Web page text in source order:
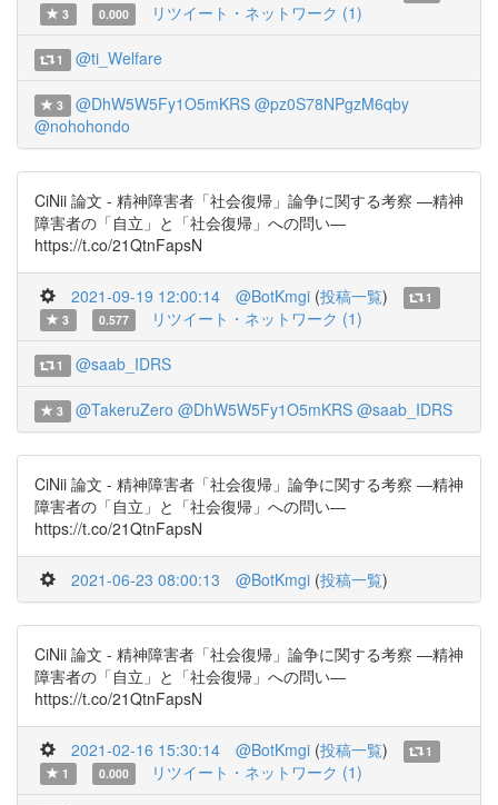
3 0.000 リツイート・ネットワーク (1)
1 @ti_Welfare
3 @DhW5W5Fy1O5mKRS @pz0S78NPgzM6qby
@nohohondo
CiNii 論文 - 精神障害者「社会復帰」論争に関する考察 ―精神
障害者の「自立」と「社会復帰」への問い―
https://t.co/21QtnFapsN
2021-09-19 12:00:14 @BotKmgi (投稿一覧)
1
3
0.577 リツイート・ネットワーク (1)
1 @saab_IDRS
3 @TakeruZero @DhW5W5Fy1O5mKRS @saab_IDRS
CiNii 論文 - 精神障害者「社会復帰」論争に関する考察 ―精神
障害者の「自立」と「社会復帰」への問い―
https://t.co/21QtnFapsN
2021-06-23 08:00:13 @BotKmgi (投稿一覧)
CiNii 論文 - 精神障害者「社会復帰」論争に関する考察 ―精神
障害者の「自立」と「社会復帰」への問い―
https://t.co/21QtnFapsN
2021-02-16 15:30:14 @BotKmgi (投稿一覧)
1
1
0.000 リツイート・ネットワーク (1)